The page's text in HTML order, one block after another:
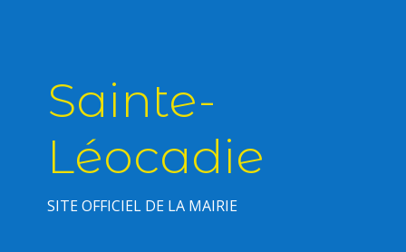
Sainte-
Léocadie
SITE OFFICIEL DE LA MAIRIE